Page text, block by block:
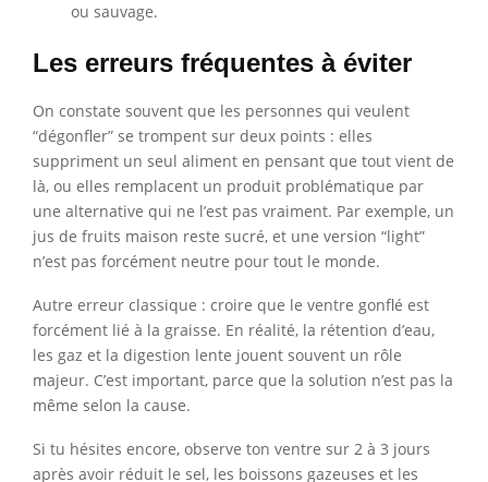
ou sauvage.
Les erreurs fréquentes à éviter
On constate souvent que les personnes qui veulent
“dégonfler” se trompent sur deux points : elles
suppriment un seul aliment en pensant que tout vient de
là, ou elles remplacent un produit problématique par
une alternative qui ne l’est pas vraiment. Par exemple, un
jus de fruits maison reste sucré, et une version “light”
n’est pas forcément neutre pour tout le monde.
Autre erreur classique : croire que le ventre gonflé est
forcément lié à la graisse. En réalité, la rétention d’eau,
les gaz et la digestion lente jouent souvent un rôle
majeur. C’est important, parce que la solution n’est pas la
même selon la cause.
Si tu hésites encore, observe ton ventre sur 2 à 3 jours
après avoir réduit le sel, les boissons gazeuses et les